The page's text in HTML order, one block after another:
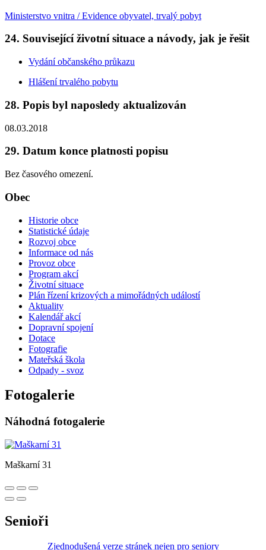
Ministerstvo vnitra / Evidence obyvatel, trvalý pobyt
24. Související životní situace a návody, jak je řešit
Vydání občanského průkazu
Hlášení trvalého pobytu
28. Popis byl naposledy aktualizován
08.03.2018
29. Datum konce platnosti popisu
Bez časového omezení.
Obec
Historie obce
Statistické údaje
Rozvoj obce
Informace od nás
Provoz obce
Program akcí
Životní situace
Plán řízení krizových a mimořádných událostí
Aktuality
Kalendář akcí
Dopravní spojení
Dotace
Fotografie
Mateřská škola
Odpady - svoz
Fotogalerie
Náhodná fotogalerie
Maškarní 31
Senioři
Zjednodušená verze stránek nejen pro seniory